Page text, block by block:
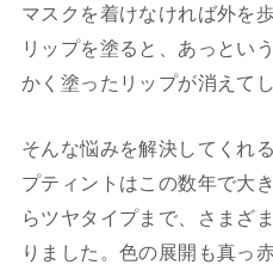
マスクを着けなければ外を
リップを塗ると、あっとい
かく塗ったリップが消えて
そんな悩みを解決してくれ
プティントはこの数年で大
らツヤタイプまで、さまざ
りました。色の展開も真っ